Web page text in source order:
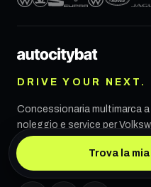
Trova la
DRIVE YOUR NEXT.
Concessionaria multimarca a
noleggio e service per
SEAT, CUPRA, VW Veicoli
Rover, Jaguar e CHANGAN.